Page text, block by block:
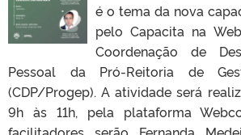
é o tema da nova
pelo Capacita na
Coordenação de
Pessoal da Pró-Reitoria de
(CDP/Progep). A atividade será
9h às 11h, pela plataforma
facilitadores serão Fernanda